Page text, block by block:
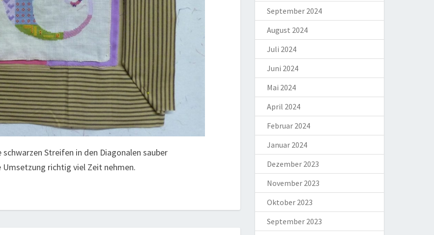
Streifen in den Diagonalen sauber
richtig viel Zeit nehmen.
September 2024
August 2024
Juli 2024
Juni 2024
Mai 2024
April 2024
Februar 2024
Januar 2024
Dezember 2023
November 2023
Oktober 2023
September 2023